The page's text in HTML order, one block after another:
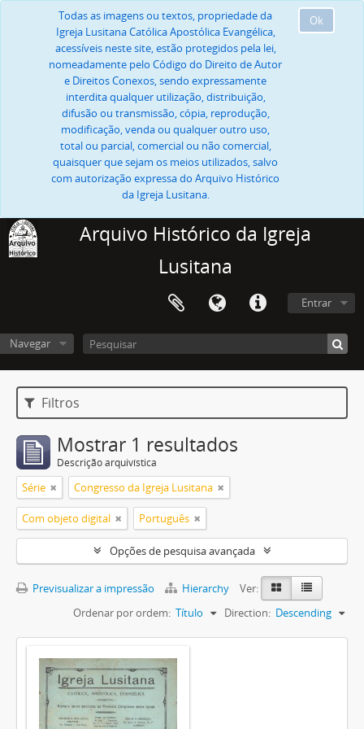
Ok
Todas as imagens ou textos, propriedade da
Igreja Lusitana Católica Apostólica Evangélica,
acessíveis neste site, estão protegidos pela lei,
nomeadamente pelo Código do Direito de Autor
e Direitos Conexos, sendo expressamente
interdita qualquer utilização, distribuição,
difusão ou transmissão, cópia, reprodução,
modificação, venda ou qualquer outro uso,
total ou parcial, comercial ou não comercial,
quaisquer que sejam os meios utilizados, salvo
com autorização expressa do Arquivo Histórico
da Igreja Lusitana.
Arquivo Histórico da Igreja
Lusitana
Entrar
Navegar
Filtros
Mostrar 1 resultados
Descrição arquivística
Série Congresso da Igreja Lusitana
Com objeto digital Português
Opções de pesquisa avançada
Previsualizar a impressão Hierarchy
Ver:
Ordenar por ordem: Título Direction: Descending